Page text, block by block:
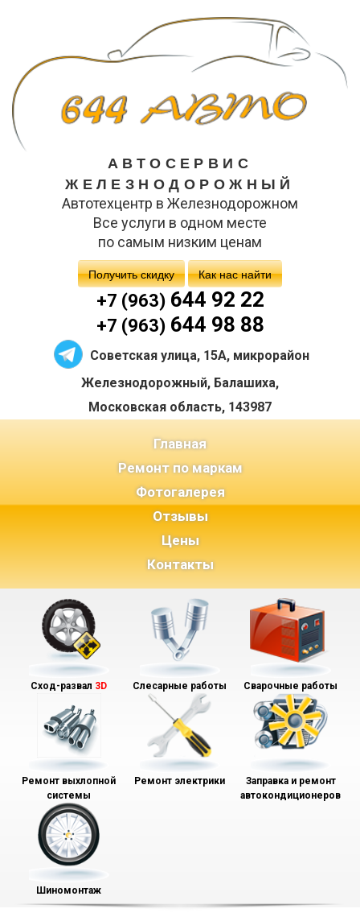
АВТОСЕРВИС
ЖЕЛЕЗНОДОРОЖНЫЙ
Автотехцентр в Железнодорожном
Все услуги в одном месте
по самым низким ценам
Получить скидку Как нас найти
+7 (963)644 92 22
+7 (963)644 98 88
Советская улица, 15А, микрорайон
Железнодорожный, Балашиха,
Московская область, 143987
Главная(current)
Ремонт по маркам
Фотогалерея
Отзывы
Цены
Контакты
Сход-развал 3D Слесарные работы Сварочные работы
Ремонт выхлопной
системы
Ремонт электрики
Заправка и ремонт
автокондиционеров
Шиномонтаж